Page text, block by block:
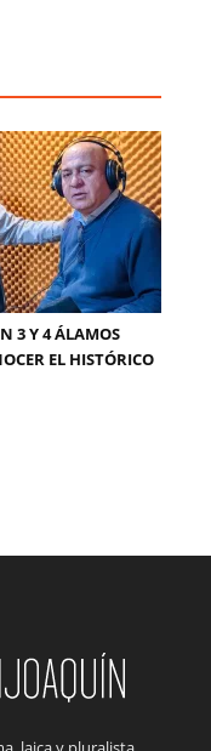
3 Y 4 ÁLAMOS
EL HISTÓRICO